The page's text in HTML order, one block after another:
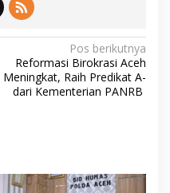
Pos berikutnya
Reformasi Birokrasi Aceh
Meningkat, Raih Predikat A-
dari Kementerian PANRB ‎